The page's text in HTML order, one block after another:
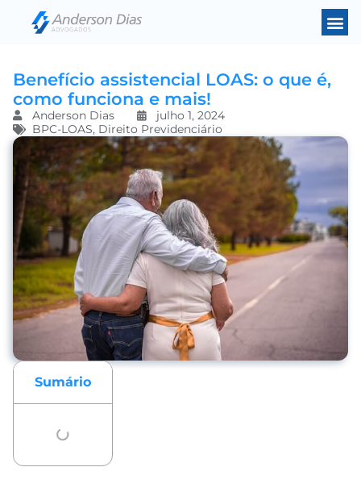
Benefício assistencial LOAS: o que é,
como funciona e mais!
Anderson Dias
julho 1, 2024
BPC-LOAS, Direito Previdenciário
Sumário